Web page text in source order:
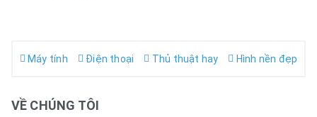
Máy tính Điện thoại Thủ thuật hay Hình nền đẹp
VỀ CHÚNG TÔI